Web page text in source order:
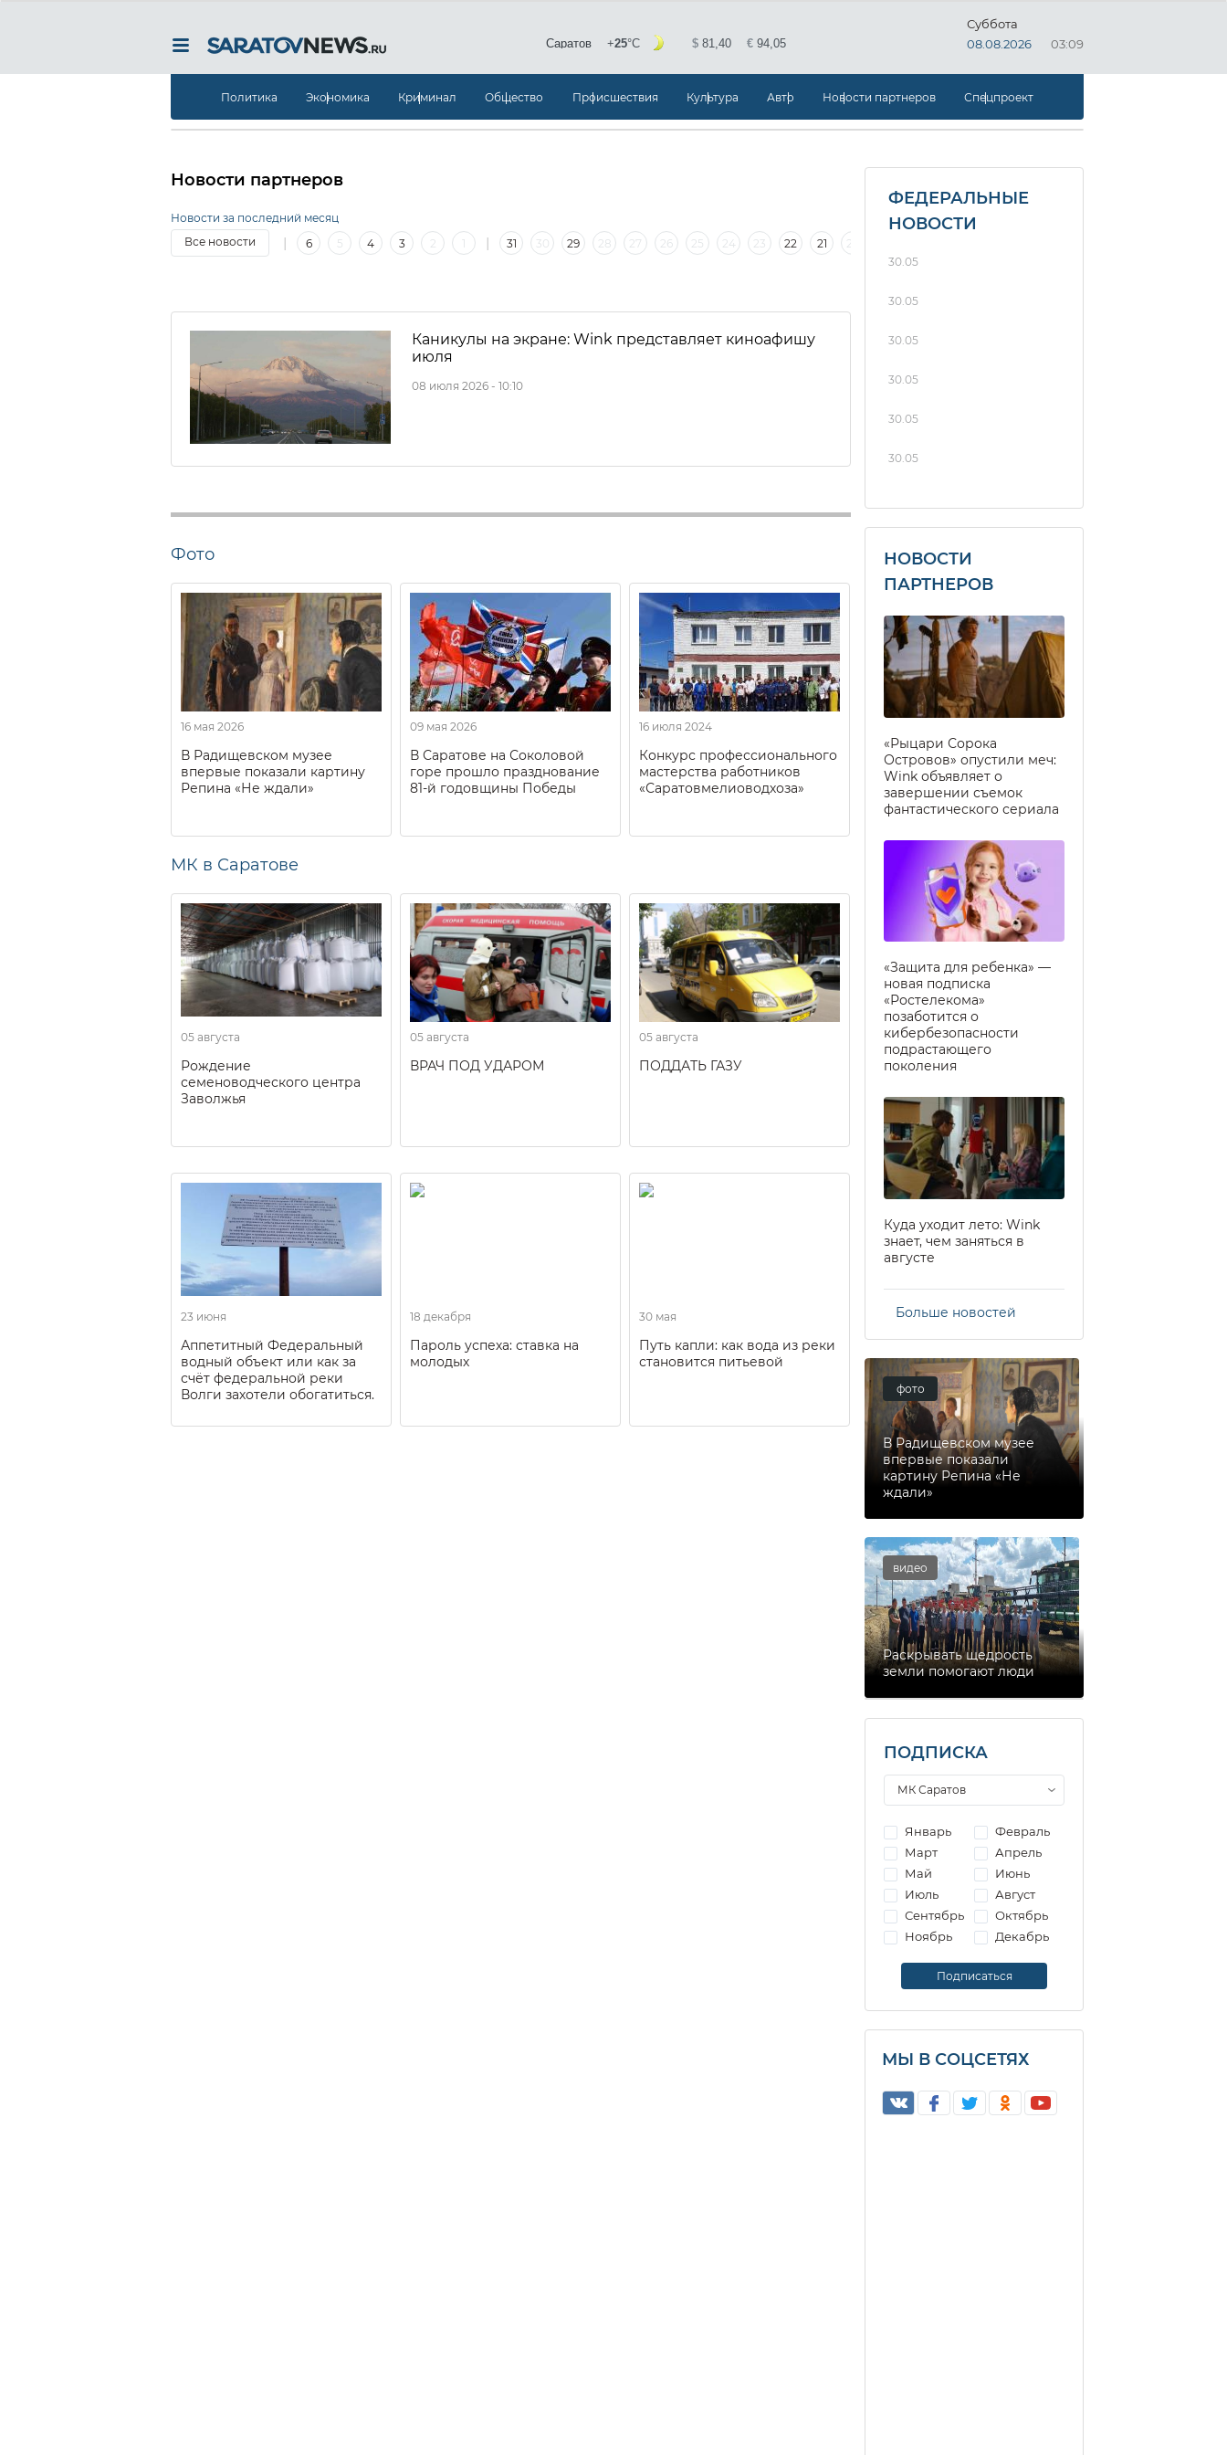
Суббота
08.08.2026
03:09
Политика Экономика Криминал Общество Происшествия Культура Авто Новости партнеров Спецпроект
Новости партнеров
Новости за последний месяц
Все новости
| 6 5 4 3 2 1 | 31 30 29 28 27 26 25 24 23 22 21 20
Каникулы на экране: Wink представляет киноафишу
июля
08 июля 2026 - 10:10
Фото
16 мая 2026
В Радищевском музее
впервые показали картину
Репина «Не ждали»
09 мая 2026
В Саратове на Соколовой
горе прошло празднование
81-й годовщины Победы
16 июля 2024
Конкурс профессионального
мастерства работников
«Саратовмелиоводхоза»
МК в Саратове
05 августа
Рождение
семеноводческого центра
Заволжья
05 августа
ВРАЧ ПОД УДАРОМ
05 августа
ПОДДАТЬ ГАЗУ
23 июня
Аппетитный Федеральный
водный объект или как за
счёт федеральной реки
Волги захотели обогатиться.
18 декабря
Пароль успеха: ставка на
молодых
30 мая
Путь капли: как вода из реки
становится питьевой
ФЕДЕРАЛЬНЫЕ
НОВОСТИ
30.05
30.05
30.05
30.05
30.05
30.05
НОВОСТИ
ПАРТНЕРОВ
«Рыцари Сорока
Островов» опустили меч:
Wink объявляет о
завершении съемок
фантастического сериала
«Защита для ребенка» —
новая подписка
«Ростелекома»
позаботится о
кибербезопасности
подрастающего
поколения
Куда уходит лето: Wink
знает, чем заняться в
августе
Больше новостей
фото
В Радищевском музее
впервые показали
картину Репина «Не
ждали»
видео
Раскрывать щедрость
земли помогают люди
ПОДПИСКА
Январь
Февраль
Март
Апрель
Май
Июнь
Июль
Август
Сентябрь
Октябрь
Ноябрь
Декабрь
МЫ В СОЦСЕТЯХ